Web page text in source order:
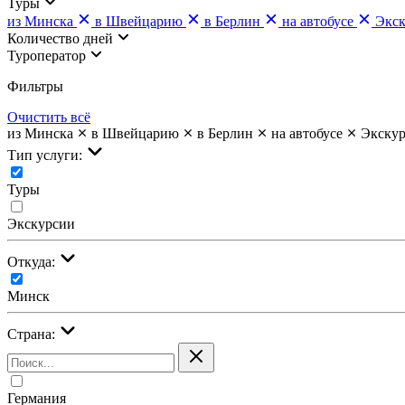
из Минска
в Швейцарию в Берлин на автобусе
Количество дней
Туроператор
Фильтры
Очистить всё
из Минска
в Швейцарию в Берлин на автобусе
Тип услуги:
Туры
Экскурсии
Откуда:
Минск
Страна:
Германия